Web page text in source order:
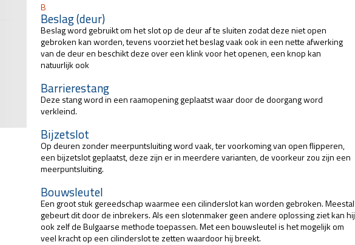
B
Beslag (deur)
Beslag word gebruikt om het slot op de deur af te sluiten zodat deze niet open
gebroken kan worden, tevens voorziet het beslag vaak ook in een nette afwerking
van de deur en beschikt deze over een klink voor het openen, een knop kan
natuurlijk ook
Barrierestang
Deze stang word in een raamopening geplaatst waar door de doorgang word
verkleind.
Bijzetslot
Op deuren zonder meerpuntsluiting word vaak, ter voorkoming van open flipperen,
een bijzetslot geplaatst, deze zijn er in meerdere varianten, de voorkeur zou zijn een
meerpuntsluiting.
Bouwsleutel
Een groot stuk gereedschap waarmee een cilinderslot kan worden gebroken. Meestal
gebeurt dit door de inbrekers. Als een slotenmaker geen andere oplossing ziet kan hij
ook zelf de Bulgaarse methode toepassen. Met een bouwsleutel is het mogelijk om
veel kracht op een cilinderslot te zetten waardoor hij breekt.